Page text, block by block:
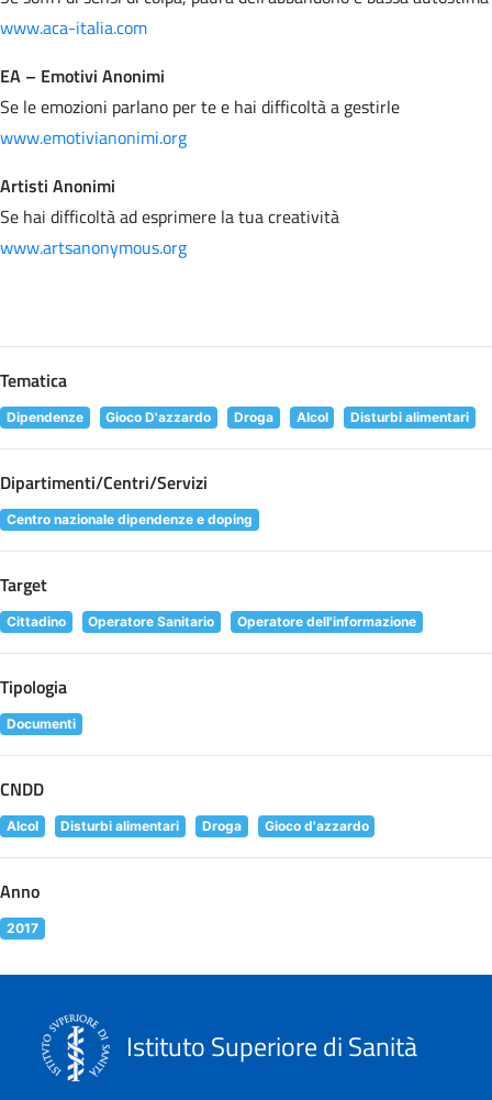
www.aca-italia.com
EA – Emotivi Anonimi
Se le emozioni parlano per te e hai difficoltà a gestirle
www.emotivianonimi.org
Artisti Anonimi
Se hai difficoltà ad esprimere la tua creatività
www.artsanonymous.org
Tematica
Dipendenze Gioco D'azzardo Droga Alcol Disturbi alimentari
Dipartimenti/Centri/Servizi
Centro nazionale dipendenze e doping
Target
Cittadino Operatore Sanitario Operatore dell'informazione
Tipologia
Documenti
CNDD
Alcol Disturbi alimentari Droga Gioco d'azzardo
Anno
2017
Istituto Superiore di Sanità